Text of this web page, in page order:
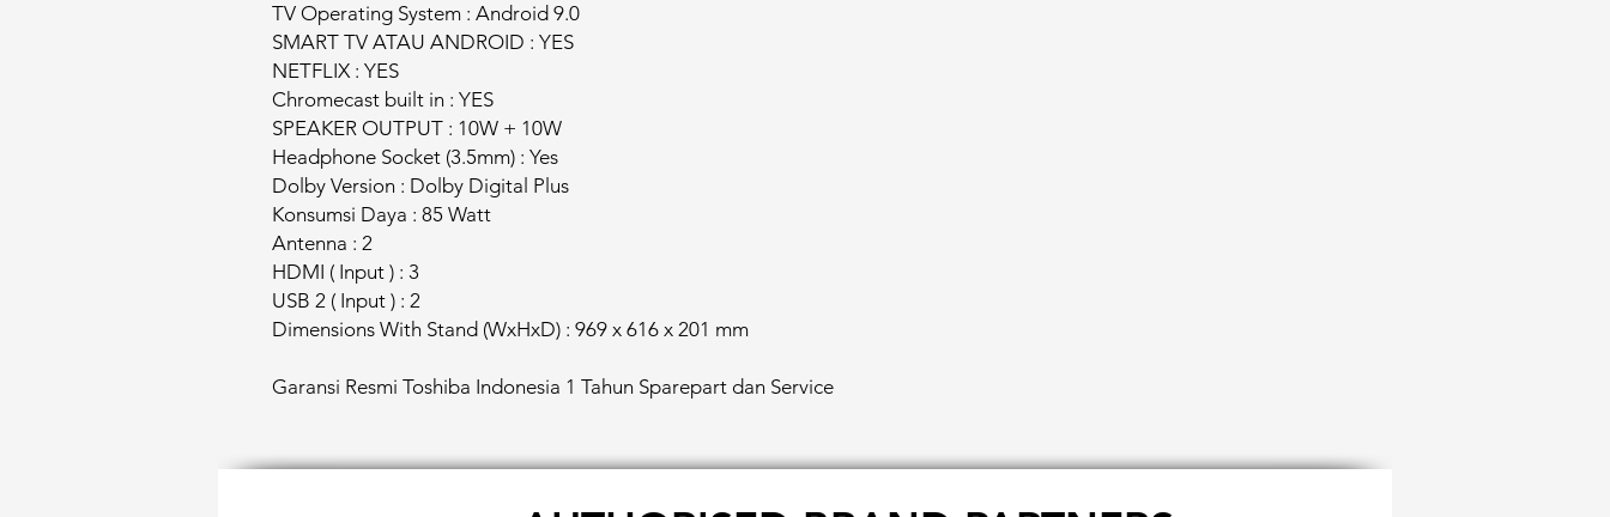
TV Operating System : Android 9.0
SMART TV ATAU ANDROID : YES
NETFLIX : YES
Chromecast built in : YES
SPEAKER OUTPUT : 10W + 10W
Headphone Socket (3.5mm) : Yes
Dolby Version : Dolby Digital Plus
Konsumsi Daya : 85 Watt
Antenna : 2
HDMI ( Input ) : 3
USB 2 ( Input ) : 2
Dimensions With Stand (WxHxD) : 969 x 616 x 201 mm
Garansi Resmi Toshiba Indonesia 1 Tahun Sparepart dan Service